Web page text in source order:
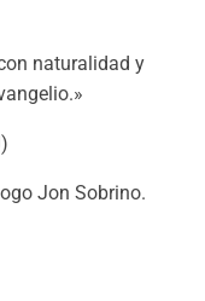
naturalidad y
Jon Sobrino.